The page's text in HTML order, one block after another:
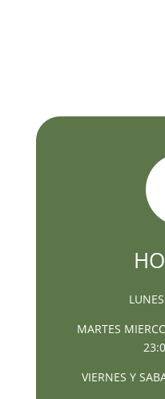
LUNES
MARTES
VIERNES Y